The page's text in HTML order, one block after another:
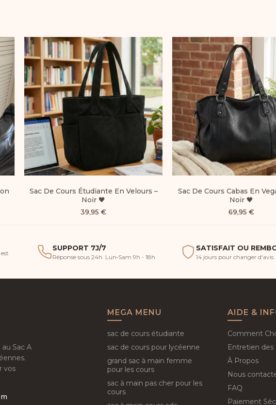
Sac De Cours Étudiante En Velours –
Noir 🖤
39,95 €
Sac De Cours Cabas En
Noir 🖤
69,95 €
SUPPORT 7J/7
Réponse sous 24h. Lun‑Sam 9h - 18h
SATISFAIT OU
14 jours pour changer d'avis
Sac A
vos
MEGA MENU
sac de cours étudiante
sac de cours pour lycéenne
grand sac à main femme
pour les cours
sac à main pas cher pour les
cours
AIDE &
Comment
Entretien des
À Propos
Nous
FAQ
Paiement